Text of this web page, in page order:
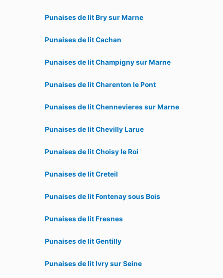
Punaises de lit Bry sur Marne
Punaises de lit Cachan
Punaises de lit Champigny sur Marne
Punaises de lit Charenton le Pont
Punaises de lit Chennevieres sur Marne
Punaises de lit Chevilly Larue
Punaises de lit Choisy le Roi
Punaises de lit Creteil
Punaises de lit Fontenay sous Bois
Punaises de lit Fresnes
Punaises de lit Gentilly
Punaises de lit Ivry sur Seine